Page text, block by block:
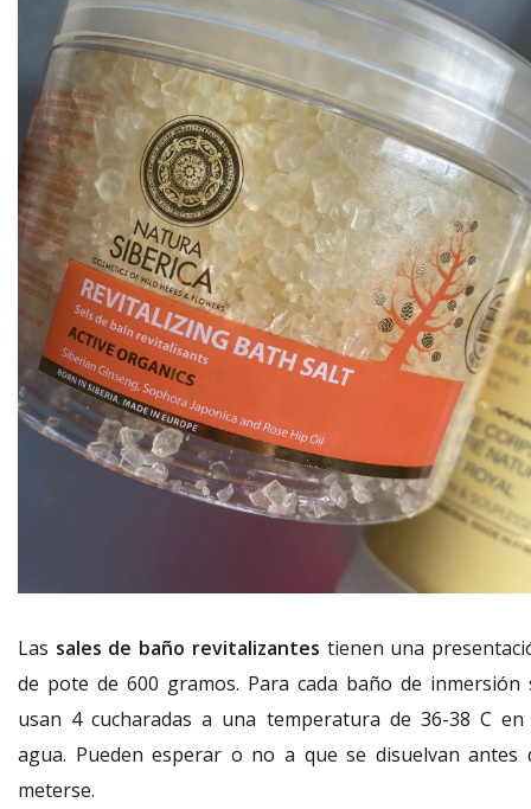
Las sales de baño revitalizantes tienen una
de pote de 600 gramos. Para cada baño de inmersión
usan 4 cucharadas a una temperatura de 36-38 C en
agua. Pueden esperar o no a que se disuelvan antes
meterse.